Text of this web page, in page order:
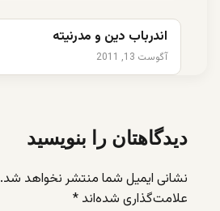
اندرباب دین و مدرنیته
آگوست 13, 2011
دیدگاهتان را بنویسید
نشانی ایمیل شما منتشر نخواهد شد.
علامت‌گذاری شده‌اند *